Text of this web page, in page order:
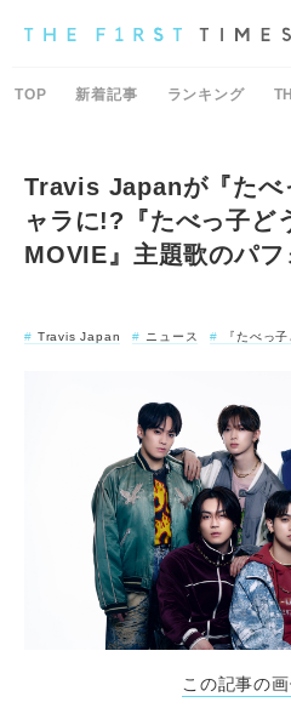
TOP 新着記事 ランキング
Travis Japanが『たべ
ャラに!?『たべっ子ど
MOVIE』主題歌のパ
Travis Japan ニュース 『たべっ
この記事の